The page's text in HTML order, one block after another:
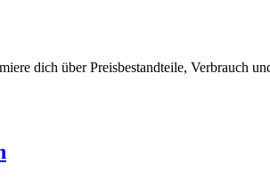
dich über Preisbestandteile,